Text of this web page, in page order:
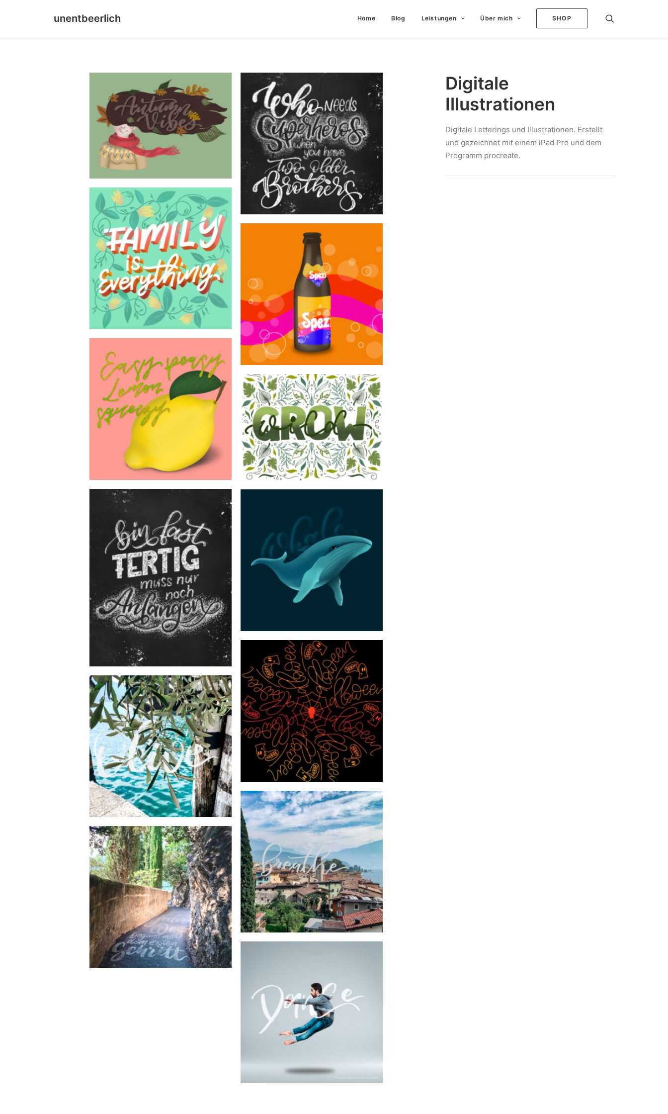
unentbeerlich Home Blog Leistungen Über mich SHOP
Digitale
Illustrationen
Digitale Letterings und Illustrationen. Erstellt
und gezeichnet mit einem iPad Pro und dem
Programm procreate.